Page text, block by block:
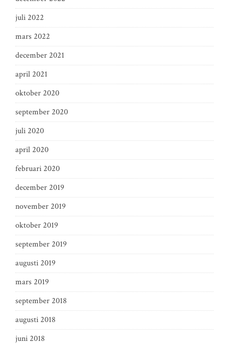
juli 2022
mars 2022
december 2021
april 2021
oktober 2020
september 2020
juli 2020
april 2020
februari 2020
december 2019
november 2019
oktober 2019
september 2019
augusti 2019
mars 2019
september 2018
augusti 2018
juni 2018